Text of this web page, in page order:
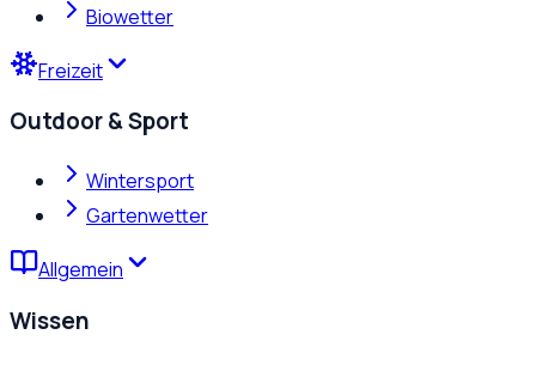
Biowetter
Freizeit
Outdoor & Sport
Wintersport
Gartenwetter
Allgemein
Wissen